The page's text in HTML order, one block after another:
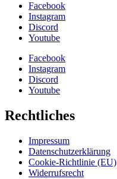
Facebook
Instagram
Discord
Youtube
Facebook
Instagram
Discord
Youtube
Rechtliches
Impressum
Datenschutzerklärung
Cookie-Richtlinie (EU)
Widerrufsrecht